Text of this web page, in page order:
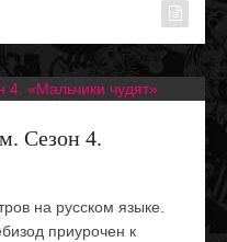
Сезон 4.
на русском языке.
приурочен к